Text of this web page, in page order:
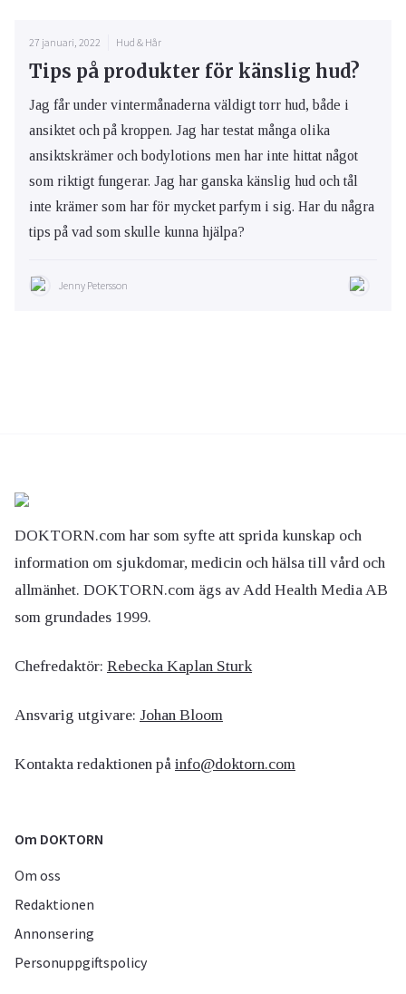
27 januari, 2022 Hud & Hår
Tips på produkter för känslig hud?
Jag får under vintermånaderna väldigt torr hud, både i
ansiktet och på kroppen. Jag har testat många olika
ansiktskrämer och bodylotions men har inte hittat något
som riktigt fungerar. Jag har ganska känslig hud och tål
inte krämer som har för mycket parfym i sig. Har du några
tips på vad som skulle kunna hjälpa?
Jenny Petersson
DOKTORN.com har som syfte att sprida kunskap och
information om sjukdomar, medicin och hälsa till vård och
allmänhet. DOKTORN.com ägs av Add Health Media AB
som grundades 1999.
Chefredaktör: Rebecka Kaplan Sturk
Ansvarig utgivare: Johan Bloom
Kontakta redaktionen på info@doktorn.com
Om DOKTORN
Om oss
Redaktionen
Annonsering
Personuppgiftspolicy